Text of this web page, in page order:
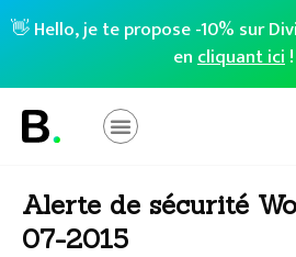
👋 Hello, je te propose -10% sur
encliquant ici
Alerte de sécurité
07-2015